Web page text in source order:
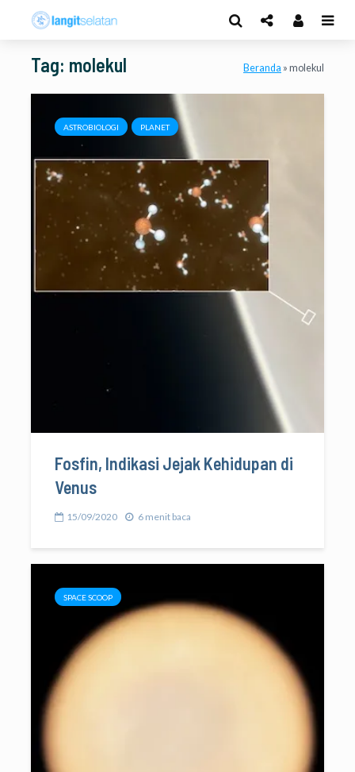
Tag: molekul Beranda » molekul
ASTROBIOLOGI PLANET
Fosfin, Indikasi Jejak Kehidupan di
Venus
15/09/2020 6 menit baca
SPACE SCOOP